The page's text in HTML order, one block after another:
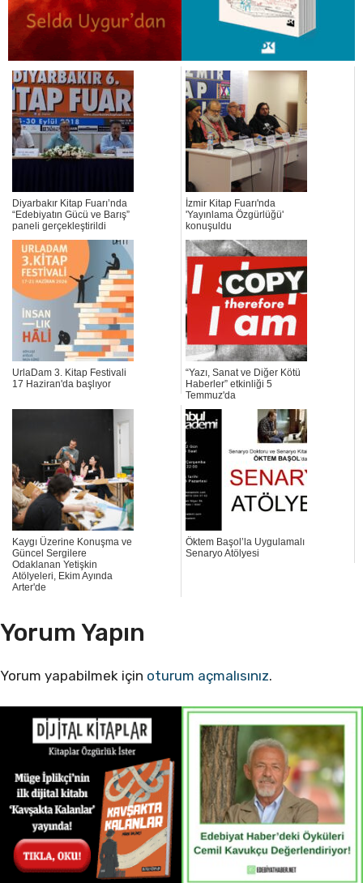
Diyarbakır Kitap Fuarı’nda
“Edebiyatın Gücü ve Barış”
paneli gerçekleştirildi
İzmir Kitap Fuarı'nda
'Yayınlama Özgürlüğü'
konuşuldu
UrlaDam 3. Kitap Festivali
17 Haziran'da başlıyor
“Yazı, Sanat ve Diğer Kötü
Haberler” etkinliği 5
Temmuz'da
Kaygı Üzerine Konuşma ve
Güncel Sergilere
Odaklanan Yetişkin
Atölyeleri, Ekim Ayında
Arter'de
Öktem Başol’la Uygulamalı
Senaryo Atölyesi
Yorum Yapın
Yorum yapabilmek için oturum açmalısınız.